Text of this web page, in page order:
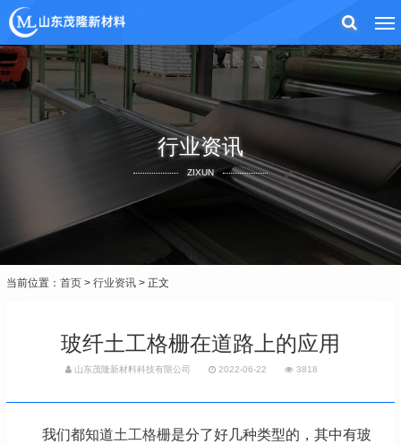
行业资讯
ZIXUN
当前位置： 首页 > 行业资讯 > 正文
玻纤土工格栅在道路上的应用
山东茂隆新材料科技有限公司 2022-06-22 3818
我们都知道土工格栅是分了好几种类型的，其中有玻